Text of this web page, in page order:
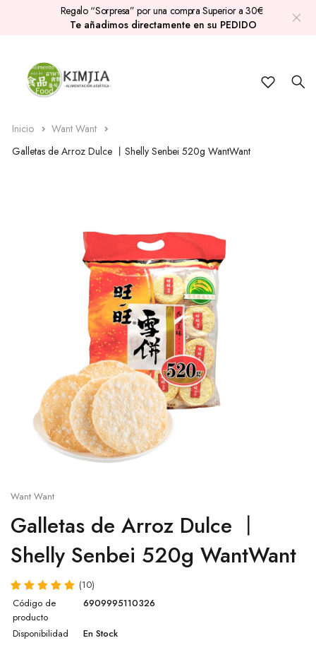
Regalo “Sorpresa” por una compra Superior a 30€
Te añadimos directamente en su PEDIDO
Inicio
Want Want
Galletas de Arroz Dulce 丨Shelly Senbei 520g WantWant
Want Want
Galletas de Arroz Dulce 丨
Shelly Senbei 520g WantWant
(10)
Código de
producto
6909995110326
Disponibilidad En Stock
Vinagre
Salsa Yakisoba Teriyaki
Mayonesa Japonesa
Salsa agridulce
Leche de coco
Caldo Concentrado para Ramen
Salsa Lee Kum Kee
Otras salsas
Sabor a pollo
Picantes
Fideos
Papel de arroz
Mochis
Pocky
Cacahuete｜Guisante con wasabi
Furikake
Conservados
Soju Coreano
Cerveza
Mochi
Onigiri